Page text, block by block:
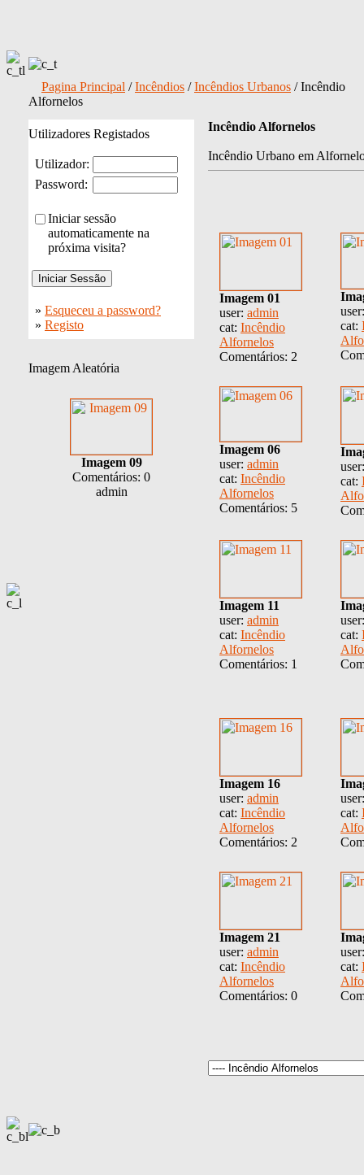
Pagina Principal /Incêndios /Incêndios Urbanos / Incêndio
Alfornelos
Utilizadores Registados
Utilizador:
Password:
Iniciar sessão
automaticamente na
próxima visita?
» Esqueceu a password?
» Registo
Imagem Aleatória
Imagem 09
Comentários: 0
admin
Incêndio Alfornelos
Incêndio Urbano em
Imagem 01
user: admin
cat: Incêndio
Alfornelos
Comentários: 2
cat:
Imagem 06
user: admin
cat: Incêndio
Alfornelos
Comentários: 5
cat:
Imagem 11
user: admin
cat: Incêndio
Alfornelos
Comentários: 1
cat:
Imagem 16
user: admin
cat: Incêndio
Alfornelos
Comentários: 2
cat:
Imagem 21
user: admin
cat: Incêndio
Alfornelos
Comentários: 0
cat: